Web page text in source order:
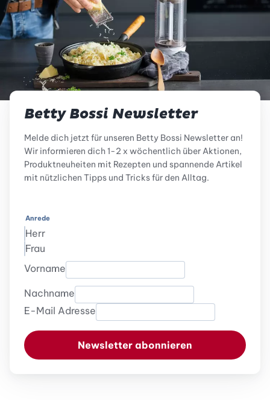
Betty Bossi Newsletter
Melde dich jetzt für unseren Betty Bossi Newsletter an!
Wir informieren dich 1-2 x wöchentlich über Aktionen,
Produktneuheiten mit Rezepten und spannende Artikel
mit nützlichen Tipps und Tricks für den Alltag.
Anrede
Herr
Frau
Vorname
Nachname
E-Mail Adresse
Newsletter abonnieren